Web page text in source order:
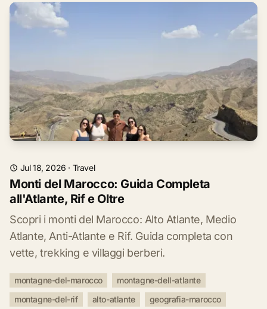
Jul 18, 2026 · Travel
Monti del Marocco: Guida Completa
all'Atlante, Rif e Oltre
Scopri i monti del Marocco: Alto Atlante, Medio
Atlante, Anti-Atlante e Rif. Guida completa con
vette, trekking e villaggi berberi.
montagne-del-marocco
montagne-dell-atlante
montagne-del-rif
alto-atlante geografia-marocco